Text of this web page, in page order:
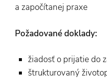
a započítanej praxe
Požadované doklady:
žiadosť o prijatie do
štrukturovaný